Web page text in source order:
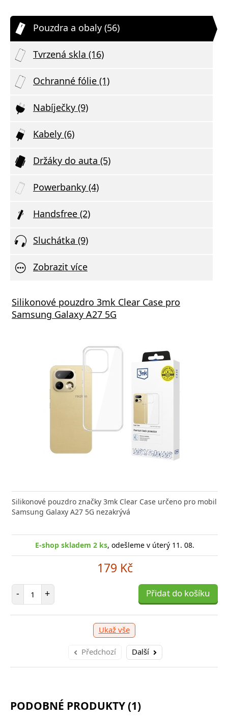
Pouzdra a obaly (56)
Tvrzená skla (16)
Ochranné fólie (1)
Nabíječky (9)
Kabely (6)
Držáky do auta (5)
Powerbanky (4)
Handsfree (2)
Sluchátka (9)
Zobrazit více
Silikonové pouzdro 3mk Clear Case pro
Samsung Galaxy A27 5G
Silikonové pouzdro značky 3mk Clear Case určeno pro mobil
Samsung Galaxy A27 5G nezakrývá
E-shop skladem 2 ks, odešleme v úterý 11. 08.
179 Kč
- Počet položek
+ Přidat do košíku
Ukaž vše
Předchozí Další
PODOBNÉ PRODUKTY (1)